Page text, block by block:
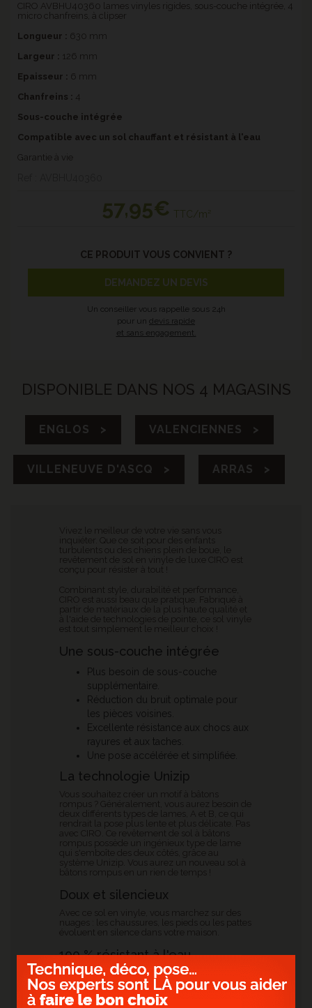
CIRO AVBHU40360 lames vinyles rigides, sous-couche intégrée, 4
micro chanfreins, à clipser
Longueur : 630 mm
Largeur : 126 mm
Epaisseur : 6 mm
Chanfreins : 4
Sous-couche intégrée
Compatible avec un sol chauffant et résistant à l'eau
Garantie à vie
57,95€ TTC/m²
CE PRODUIT VOUS CONVIENT ?
DEMANDEZ UN DEVIS
Un conseiller vous rappelle sous 24h
pour un devis rapide
et sans engagement.
DISPONIBLE DANS NOS 4 MAGASINS
ENGLOS > VALENCIENNES >
VILLENEUVE D'ASCQ > ARRAS >
Vivez le meilleur de votre vie sans vous
inquiéter. Que ce soit pour des enfants
turbulents ou des chiens plein de boue, le
revêtement de sol en vinyle de luxe CIRO est
conçu pour résister à tout !
Combinant style, durabilité et performance,
CIRO est aussi beau que pratique. Fabriqué à
partir de matériaux de la plus haute qualité et
à l'aide de technologies de pointe, ce sol vinyle
est tout simplement le meilleur choix !
Une sous-couche intégrée
Plus besoin de sous-couche
supplémentaire.
Réduction du bruit optimale pour
les pièces voisines.
Excellente résistance aux chocs aux
rayures et aux taches.
Une pose accélérée et simplifiée.
La technologie Unizip
Vous souhaitez créer un motif à bâtons
rompus ? Généralement, vous aurez besoin de
deux différents types de lames, A et B, ce qui
rendrait la pose plus lente et plus délicate. Pas
avec CIRO. Ce revêtement de sol à bâtons
rompus possède un ingénieux type de lame
qui s'emboîte des deux côtés, grâce au
système Unizip. Vous aurez un nouveau sol à
bâtons rompus en un rien de temps !
Doux et silencieux
Avec ce sol en vinyle, vous marchez sur des
nuages : les chaussures, les pieds ou les pattes
évoluent en silence dans votre maison.
100 % résistant à l'eau
Une cuisine animée ou une élégante salle de
bain ? Dites adieu aux problèmes d'humidité.
Ces sols sont non seulement élégants et
naturels, mais ils sont aussi 100 % résistants à